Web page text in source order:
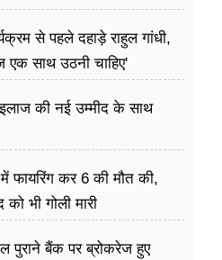
से पहले दहाड़े राहुल गांधी,
साथ उठनी चाहिए'
की नई उम्मीद के साथ
फायरिंग कर 6 की मौत की,
को भी गोली मारी
पुराने बैंक पर ब्रोकरेज हुए